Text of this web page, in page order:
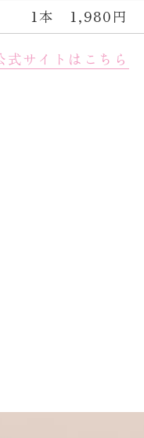
1本 1,980円
式サイトはこちら